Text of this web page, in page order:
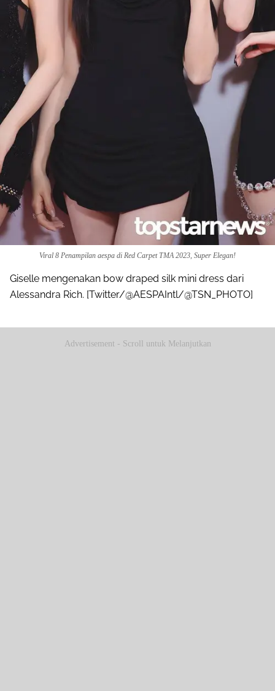
Viral 8 Penampilan aespa di Red Carpet TMA 2023, Super Elegan!
Giselle mengenakan bow draped silk mini dress dari
Alessandra Rich. [Twitter/@AESPAIntl/@TSN_PHOTO]
Advertisement - Scroll untuk Melanjutkan